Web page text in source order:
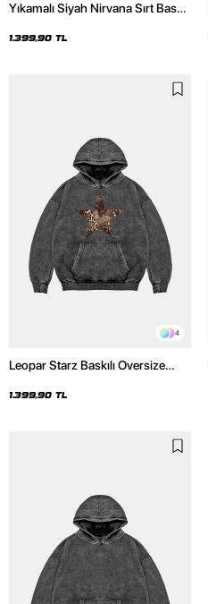
Yıkamalı Siyah Nirvana Sırt Baskılı
1.399,90 TL
4
Leopar Starz Baskılı Oversize
Hoodie
1.399,90 TL